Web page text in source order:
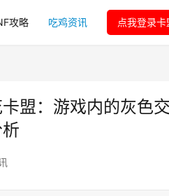
攻略 吃鸡资讯 点我登录卡
盟：游戏内的灰色